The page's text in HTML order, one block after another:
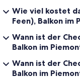
Wie viel kostet
Feen), Balkon
Wann ist der
Balkon im
Wann ist der
Balkon im